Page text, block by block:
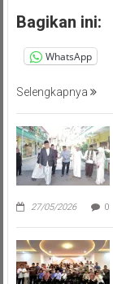
Bagikan ini:
WhatsApp
Selengkapnya
27/05/2026 0